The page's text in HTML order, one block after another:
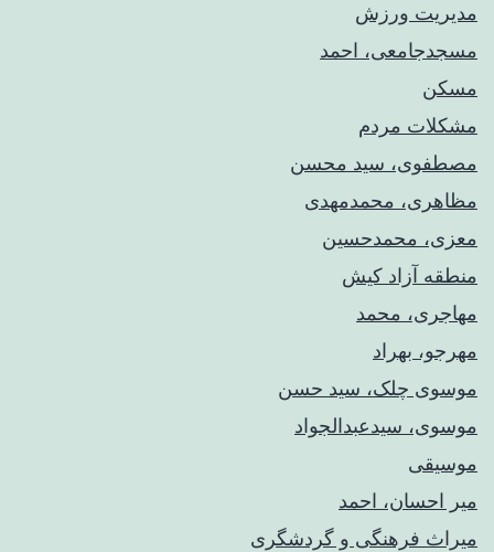
مدیریت ورزش
مسجدجامعی، احمد
مسکن
مشکلات مردم
مصطفوی، سید محسن
مظاهری، محمدمهدی
معزی، محمدحسین
منطقه آزاد کیش
مهاجری، محمد
مهرجو، بهراد
موسوی چلک، سید حسن
موسوی، سیدعبدالجواد
موسیقی
میر احسان، احمد
میراث فرهنگی و گردشگری